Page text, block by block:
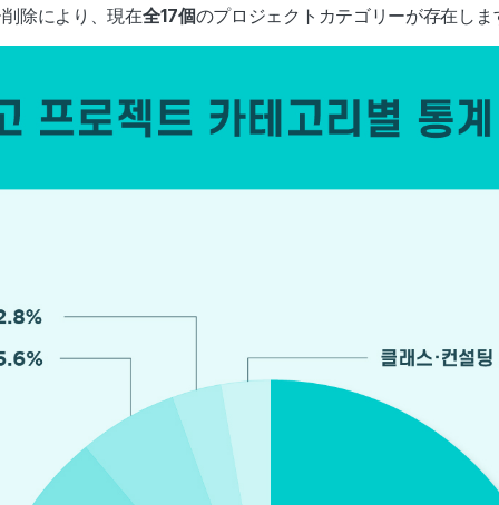
除により、現在全17個のプロジェクトカテゴリーが存在しま